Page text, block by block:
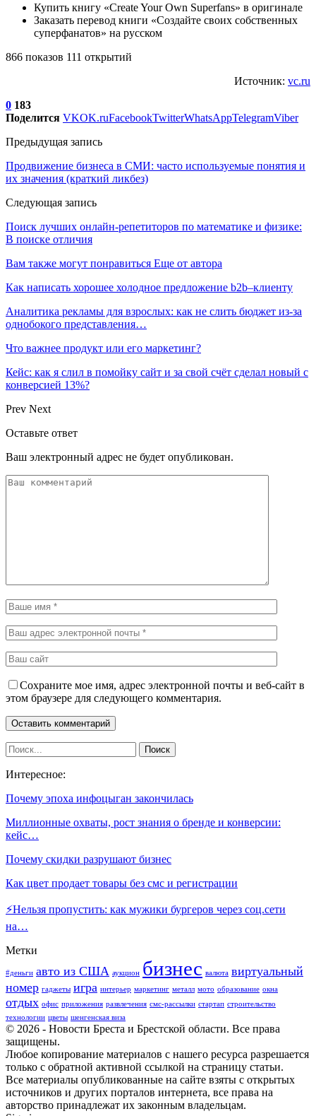
Купить книгу «Create Your Own Superfans» в оригинале
Заказать перевод книги «Создайте своих собственных
суперфанатов» на русском
866 показов 111 открытий
Источник: vc.ru
0 183
Поделится VKOK.ruFacebookTwitterWhatsAppTelegramViber
Предыдущая запись
Продвижение бизнеса в СМИ: часто используемые понятия и
их значения (краткий ликбез)
Следующая запись
Поиск лучших онлайн-репетиторов по математике и физике:
В поиске отличия
Вам также могут понравиться Еще от автора
Как написать хорошее холодное предложение b2b–клиенту
Аналитика рекламы для взрослых: как не слить бюджет из-за
однобокого представления…
Что важнее продукт или его маркетинг?
Кейс: как я слил в помойку сайт и за свой счёт сделал новый с
конверсией 13%?
Prev Next
Оставьте ответ
Ваш электронный адрес не будет опубликован.
Сохраните мое имя, адрес электронной почты и веб-сайт в
этом браузере для следующего комментария.
Интересное:
Почему эпоха инфоцыган закончилась
Миллионные охваты, рост знания о бренде и конверсии:
кейс…
Почему скидки разрушают бизнес
Как цвет продает товары без смс и регистрации
⚡️Нельзя пропустить: как мужики бургеров через соц.сети
на…
Метки
#деньги авто из США аукцион бизнес валюта виртуальный
номер гаджеты игра интерьер маркетинг металл мото образование окна
отдых офис приложения развлечения смс-рассылки стартап строительство
технологии цветы шенгенская виза
© 2026 - Новости Бреста и Брестской области. Все права
защищены.
Любое копирование материалов с нашего ресурса разрешается
только с обратной активной ссылкой на страницу статьи.
Все материалы опубликованные на сайте взяты с открытых
источников и других порталов интернета, все права на
авторство принадлежат их законным владельцам.